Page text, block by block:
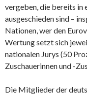
vergeben, die bereits in
ausgeschieden sind –
Nationen, wer den
Wertung setzt sich
nationalen Jurys (50
Zuschauerinnen und -
Die Mitglieder der